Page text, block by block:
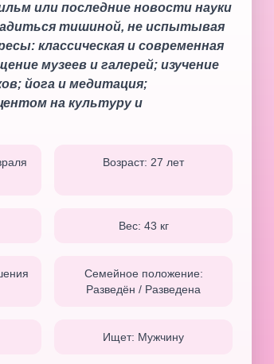
или последние новости науки
тишиной, не испытывая
классическая и современная
музеев и галерей; изучение
йога и медитация;
на культуру и
Возраст: 27 лет
Вес: 43 кг
Семейное положение:
Разведён / Разведена
Ищет: Мужчину